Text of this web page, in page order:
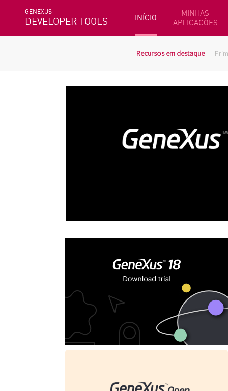
GENEXUS
DEVELOPER TOOLS INÍCIO
MINHAS
APLICACÕES
Recursos em destaque